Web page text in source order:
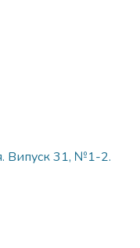
Випуск 31, №1-2.